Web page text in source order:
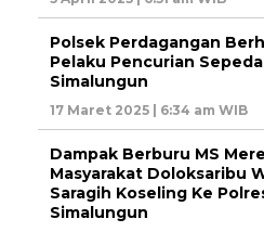
Polsek Perdagangan
Pelaku Pencurian
Simalungun
17 Maret 2025 | 6:34 am WIB
Dampak Berburu MS
Masyarakat Doloksaribu
Saragih Koseling Ke
Simalungun